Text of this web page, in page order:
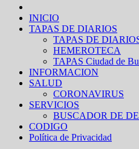
INICIO
TAPAS DE DIARIOS
TAPAS DE
HEMEROTECA
TAPAS Ciudad de
INFORMACION
SALUD
CORONAVIRUS
SERVICIOS
BUSCADOR DE
CODIGO
Política de Privacidad